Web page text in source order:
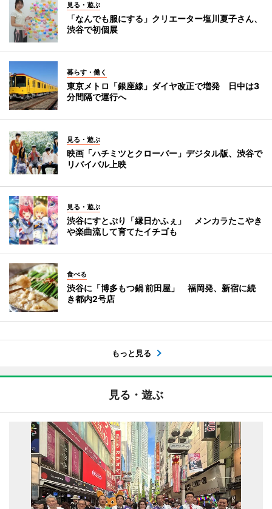
見る・遊ぶ
「なんでも服にする」クリエーター塩川夏子さん、
渋谷で初個展
暮らす・働く
東京メトロ「銀座線」ダイヤ改正で増発 日中は3
分間隔で運行へ
見る・遊ぶ
映画「ハチミツとクローバー」デジタル版、渋谷で
リバイバル上映
見る・遊ぶ
渋谷にすとぷり「縁日かふぇ」 メンカラたこやき
や楽曲流して育てたイチゴも
食べる
渋谷に「博多もつ鍋 前田屋」 福岡発、新宿に続
き都内2号店
もっと見る
見る・遊ぶ